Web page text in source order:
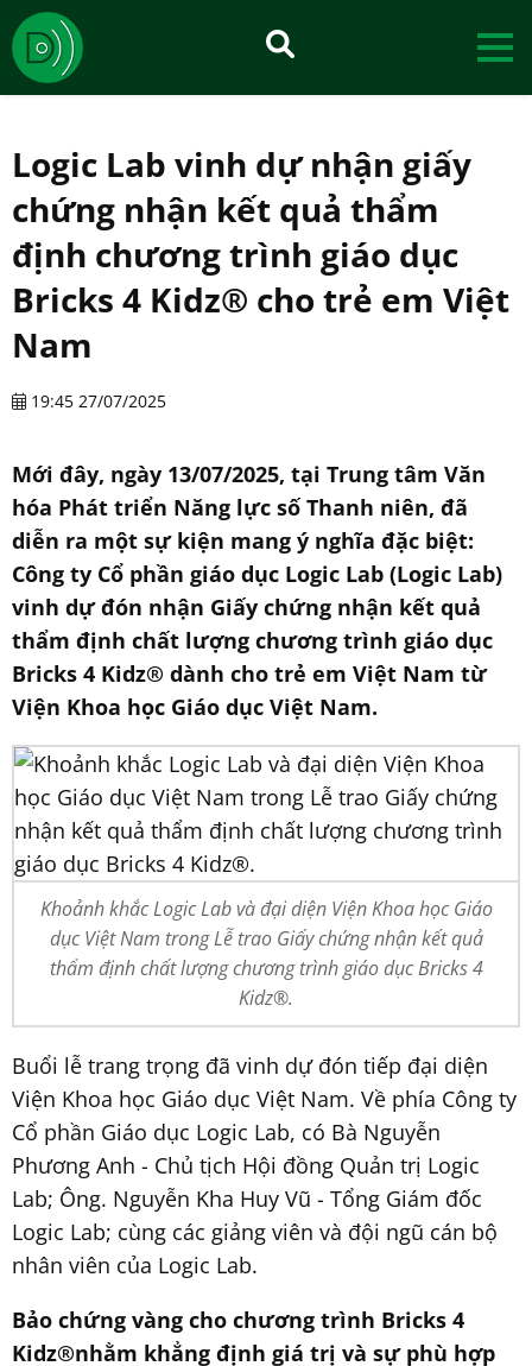
Logic Lab vinh dự nhận giấy
chứng nhận kết quả thẩm
định chương trình giáo dục
Bricks 4 Kidz® cho trẻ em Việt
Nam
19:45 27/07/2025
Mới đây, ngày 13/07/2025, tại Trung tâm Văn
hóa Phát triển Năng lực số Thanh niên, đã
diễn ra một sự kiện mang ý nghĩa đặc biệt:
Công ty Cổ phần giáo dục Logic Lab (Logic Lab)
vinh dự đón nhận Giấy chứng nhận kết quả
thẩm định chất lượng chương trình giáo dục
Bricks 4 Kidz® dành cho trẻ em Việt Nam từ
Viện Khoa học Giáo dục Việt Nam.
Khoảnh khắc Logic Lab và đại diện Viện Khoa học Giáo
dục Việt Nam trong Lễ trao Giấy chứng nhận kết quả
thẩm định chất lượng chương trình giáo dục Bricks 4
Kidz®.
Buổi lễ trang trọng đã vinh dự đón tiếp đại diện
Viện Khoa học Giáo dục Việt Nam. Về phía Công ty
Cổ phần Giáo dục Logic Lab, có Bà Nguyễn
Phương Anh - Chủ tịch Hội đồng Quản trị Logic
Lab; Ông. Nguyễn Kha Huy Vũ - Tổng Giám đốc
Logic Lab; cùng các giảng viên và đội ngũ cán bộ
nhân viên của Logic Lab.
Bảo chứng vàng cho chương trình Bricks 4
Kidz®nhằm khẳng định giá trị và sự phù hợp